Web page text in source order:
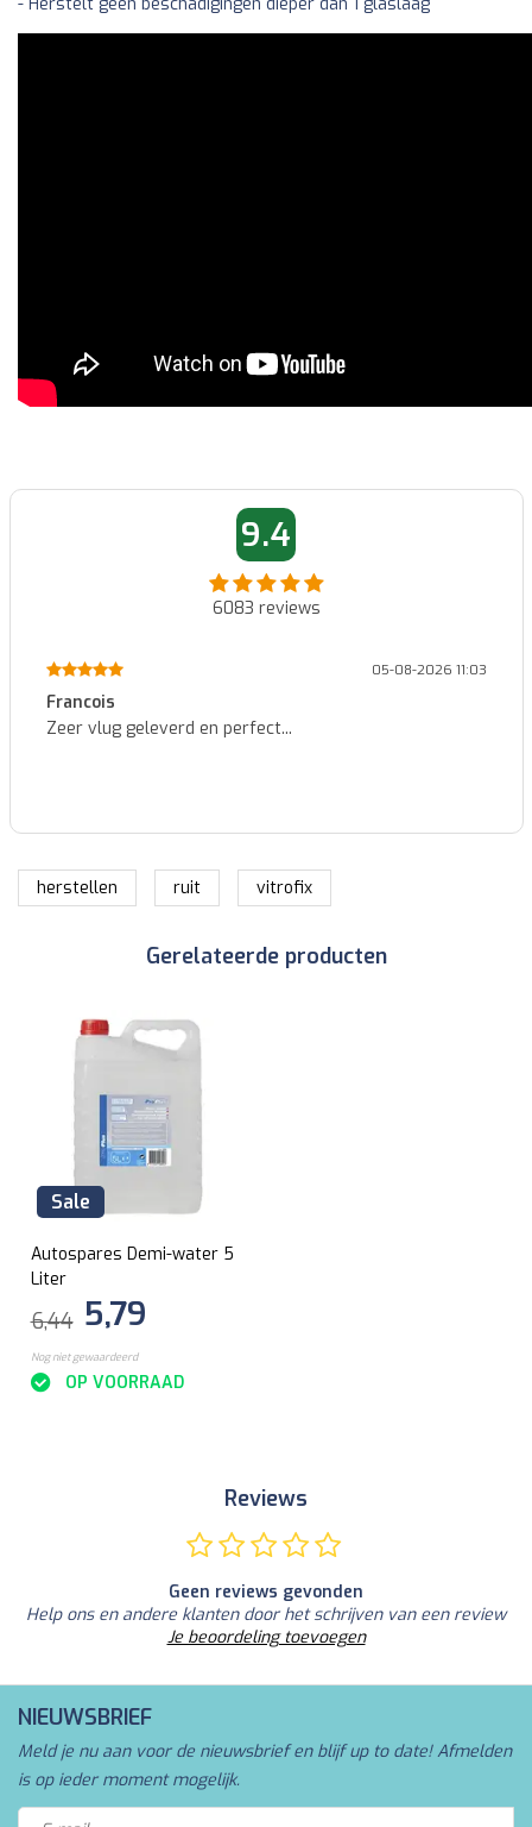
9.4
6083 reviews
05-08-2026 11:03
vlug geleverd en perfect...
herstellen ruit vitrofix
Gerelateerde producten
Sale
Autospares Demi-water 5
Liter
6,44 5,79
Nog niet gewaardeerd
OP VOORRAAD
Reviews
Geen reviews gevonden
Help ons en andere klanten door het schrijven van een review
Je beoordeling toevoegen
NIEUWSBRIEF
Meld je nu aan voor de nieuwsbrief en blijf up to date! Afmelden
is op ieder moment mogelijk.